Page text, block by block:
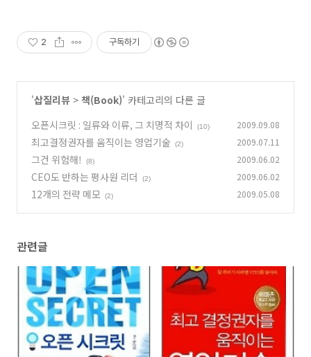
2 구독하기
'삽질리뷰 > 책(Book)' 카테고리의 다른 글
오픈시크릿 : 일류와 이류, 그 치명적 차이
(10) 2009.09.08
최고결정권자를 움직이는 영업기술 (2) 2009.07.11
그건 위험해! (8) 2009.06.02
CEO도 반하는 평사원 리더 (2) 2009.06.02
12개의 전략 메모 (2) 2009.05.08
관련글